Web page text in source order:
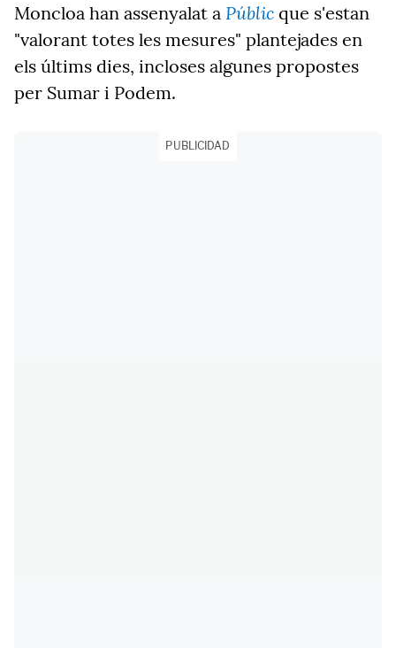
Moncloa han assenyalat a Públic que s'estan
"valorant totes les mesures" plantejades en
els últims dies, incloses algunes propostes
per Sumar i Podem.
PUBLICIDAD